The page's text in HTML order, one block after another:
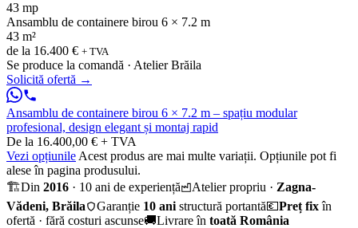
43 mp
Ansamblu de containere birou 6 × 7.2 m
43 m²
de la 16.400 € + TVA
Se produce la comandă · Atelier Brăila
Solicită ofertă →
Ansamblu de containere birou 6 × 7.2 m – spațiu modular
profesional, design elegant și montaj rapid
De la 16.400,00 € + TVA
Vezi opțiunile Acest produs are mai multe variații. Opțiunile pot fi
alese în pagina produsului.
🏗️Din 2016 · 10 ani de experiență Atelier propriu · Zagna-
Vădeni, Brăila
Garanție 10 ani structură portantă💶Preț fixîn
ofertă · fără costuri ascunse🚚Livrare în toată România